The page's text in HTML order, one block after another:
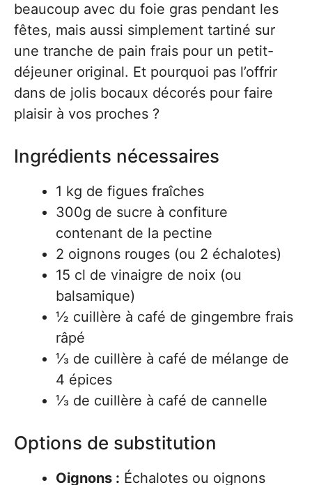
beaucoup avec du foie gras pendant les
fêtes, mais aussi simplement tartiné sur
une tranche de pain frais pour un petit-
déjeuner original. Et pourquoi pas l’offrir
dans de jolis bocaux décorés pour faire
plaisir à vos proches ?
Ingrédients nécessaires
1 kg de figues fraîches
300g de sucre à confiture
contenant de la pectine
2 oignons rouges (ou 2 échalotes)
15 cl de vinaigre de noix (ou
balsamique)
½ cuillère à café de gingembre frais
râpé
⅓ de cuillère à café de mélange de
4 épices
⅓ de cuillère à café de cannelle
Options de substitution
Oignons : Échalotes ou oignons